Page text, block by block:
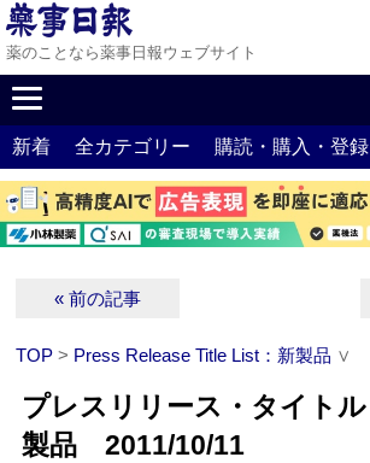
薬のことなら薬事日報ウェブサイト
新着 全カテゴリー 購読・購入・登録
« 前の記事
TOP > Press Release Title List：新製品 ∨
プレスリリース・タイト
製品 2011/10/11